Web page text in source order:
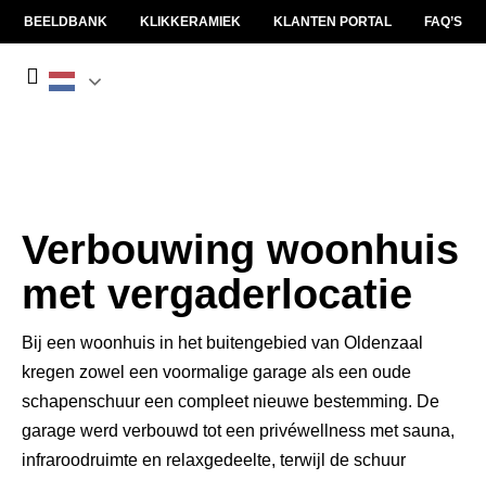
BEELDBANK KLIKKERAMIEK KLANTEN PORTAL FAQ’S
Verbouwing woonhuis
met vergaderlocatie
Bij een woonhuis in het buitengebied van Oldenzaal
kregen zowel een voormalige garage als een oude
schapenschuur een compleet nieuwe bestemming. De
garage werd verbouwd tot een privéwellness met sauna,
infraroodruimte en relaxgedeelte, terwijl de schuur